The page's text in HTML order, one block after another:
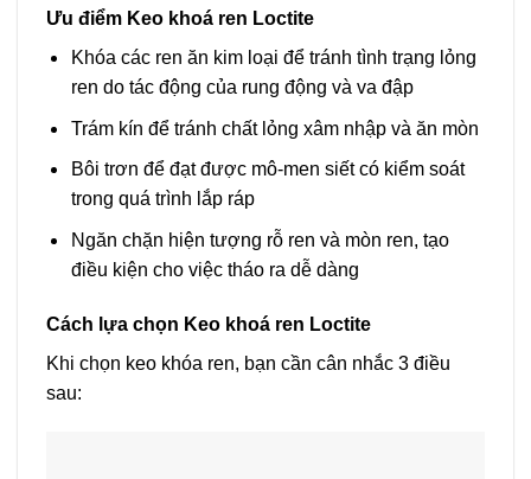
Ưu điểm Keo khoá ren Loctite
Khóa các ren ăn kim loại để tránh tình trạng lỏng
ren do tác động của rung động và va đập
Trám kín để tránh chất lỏng xâm nhập và ăn mòn
Bôi trơn để đạt được mô-men siết có kiểm soát
trong quá trình lắp ráp
Ngăn chặn hiện tượng rỗ ren và mòn ren, tạo
điều kiện cho việc tháo ra dễ dàng
Cách lựa chọn Keo khoá ren Loctite
Khi chọn keo khóa ren, bạn cần cân nhắc 3 điều
sau: